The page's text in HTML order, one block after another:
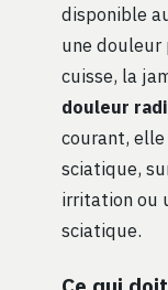
disponible
une douleur
cuisse, la
douleur
courant,
sciatique,
irritation ou
sciatique.